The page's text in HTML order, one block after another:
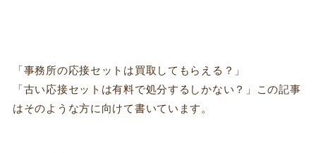
「事務所の応接セットは買取してもらえる？」
「古い応接セットは有料で処分するしかない？」この記事
はそのような方に向けて書いています。